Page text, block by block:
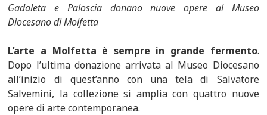
Gadaleta e Paloscia donano nuove opere al Museo
Diocesano di Molfetta
L’arte a Molfetta è sempre in grande fermento.
Dopo l’ultima donazione arrivata al Museo Diocesano
all’inizio di quest’anno con una tela di Salvatore
Salvemini, la collezione si amplia con quattro nuove
opere di arte contemporanea.